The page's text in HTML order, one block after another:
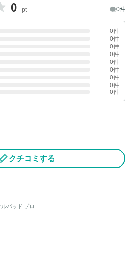
0 -pt 0件
0件
0件
0件
0件
0件
0件
0件
0件
0件
クチコミする
ルパッド プロ